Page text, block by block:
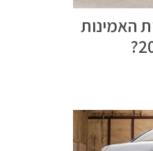
האמינות